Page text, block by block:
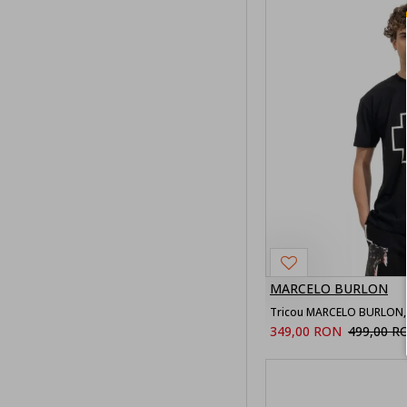
MARCELO BURLON
Tricou MARCELO
349,00 RON 499,00